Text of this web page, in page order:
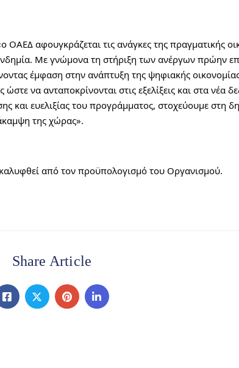
αφουγκράζεται τις ανάγκες της πραγματικής
Με γνώμονα τη στήριξη των ανέργων πρώην
έμφαση στην ανάπτυξη της ψηφιακής οικονομίας
να ανταποκρίνονται στις εξελίξεις και στα νέα
και ευελιξίας του προγράμματος, στοχεύουμε στη
της χώρας».
από τον προϋπολογισμό του Οργανισμού.
Share Article